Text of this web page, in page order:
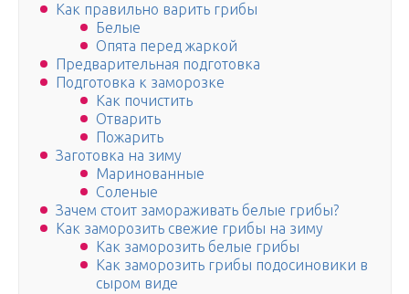
Как правильно варить грибы
Белые
Опята перед жаркой
Предварительная подготовка
Подготовка к заморозке
Как почистить
Отварить
Пожарить
Заготовка на зиму
Маринованные
Соленые
Зачем стоит замораживать белые грибы?
Как заморозить свежие грибы на зиму
Как заморозить белые грибы
Как заморозить грибы подосиновики в
сыром виде